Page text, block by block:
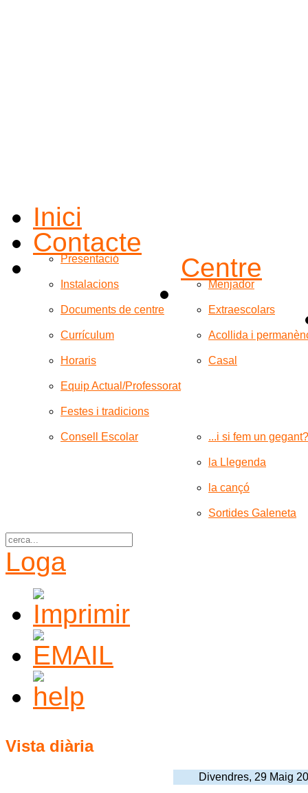
Inici
Contacte
Centre
Presentació
Instalacions
Documents de centre
Currículum
Horaris
Equip Actual/Professorat
Festes i tradicions
Consell Escolar
Menjador
Extraescolars
Acollida i
Casal
...i si fem un gegant?
la Llegenda
la cançó
Sortides Galeneta
Loga
Vista diària
Divendres, 29 Maig